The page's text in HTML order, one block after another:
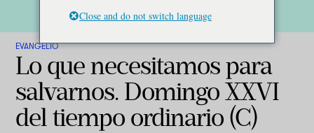
EVANGELIO
Lo que necesitamos para
salvarnos. Domingo XXVI
del tiempo ordinario (C)
Close and do not switch language